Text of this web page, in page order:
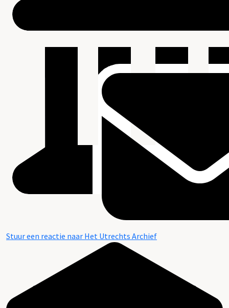
Stuur een reactie naar Het Utrechts Archief